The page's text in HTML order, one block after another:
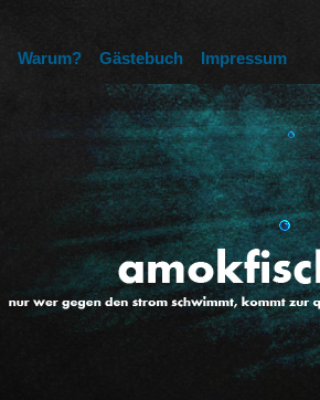
Warum? Gästebuch Impressum